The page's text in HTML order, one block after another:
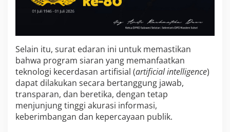
i
a
a
n
Selain itu, surat edaran ini untuk memastikan
bahwa program siaran yang memanfaatkan
teknologi kecerdasan artifisial (artificial intelligence)
dapat dilakukan secara bertanggung jawab,
transparan, dan beretika, dengan tetap
menjunjung tinggi akurasi informasi,
keberimbangan dan kepercayaan publik.